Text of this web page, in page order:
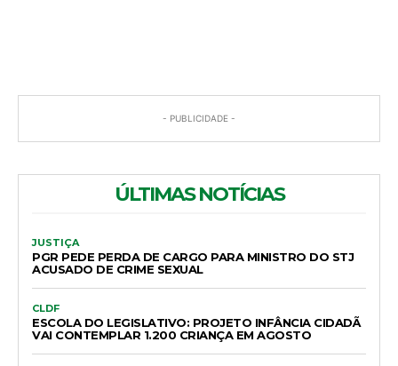
- PUBLICIDADE -
ÚLTIMAS NOTÍCIAS
JUSTIÇA
PGR PEDE PERDA DE CARGO PARA MINISTRO DO STJ
ACUSADO DE CRIME SEXUAL
CLDF
ESCOLA DO LEGISLATIVO: PROJETO INFÂNCIA CIDADÃ
VAI CONTEMPLAR 1.200 CRIANÇA EM AGOSTO